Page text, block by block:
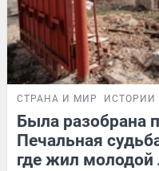
СТРАНА И МИР ИСТОРИИ
Была разобрана
Печальная
где жил молодой